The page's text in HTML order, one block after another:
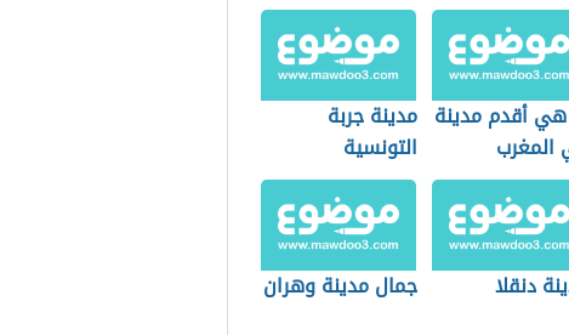
أقدم مدينة مدينة جربة
التونسية
دنقلا جمال مدينة وهران